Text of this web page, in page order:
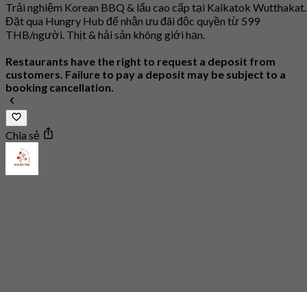
Trải nghiệm Korean BBQ & lẩu cao cấp tại Kaikatok Wutthakat.
Đặt qua Hungry Hub để nhận ưu đãi độc quyền từ 599
THB/người. Thịt & hải sản không giới hạn.
Restaurants have the right to request a deposit from
customers. Failure to pay a deposit may be subject to a
booking cancellation.
Chia sẻ